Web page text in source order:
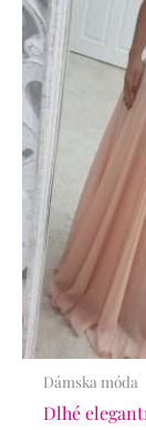
Dámska móda
Dlhé